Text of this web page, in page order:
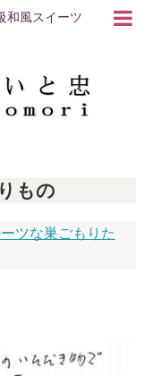
和風スイーツ
もの
ツな巣ごもりた